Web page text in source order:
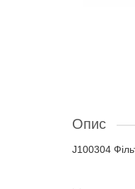
Опис
J100304